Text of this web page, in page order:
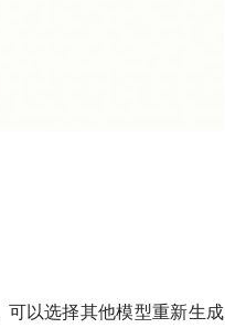
以选择其他模型重新生成